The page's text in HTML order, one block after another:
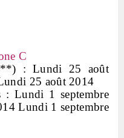
C
(**) : Lundi 25 août
25 août 2014
: Lundi 1 septembre
Lundi 1 septembre